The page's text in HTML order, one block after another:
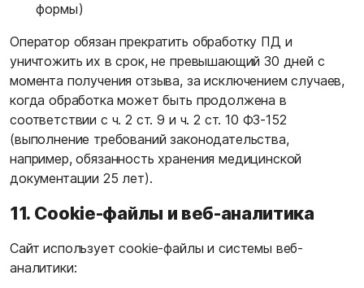
формы)
Оператор обязан прекратить обработку ПД и
уничтожить их в срок, не превышающий 30 дней с
момента получения отзыва, за исключением случаев,
когда обработка может быть продолжена в
соответствии с ч. 2 ст. 9 и ч. 2 ст. 10 ФЗ-152
(выполнение требований законодательства,
например, обязанность хранения медицинской
документации 25 лет).
11. Cookie-файлы и веб-аналитика
Сайт использует cookie-файлы и системы веб-
аналитики: